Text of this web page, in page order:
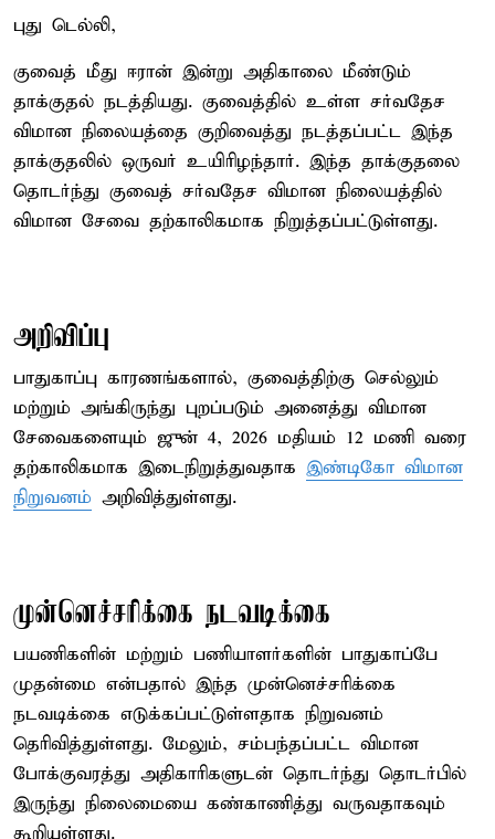
புது டெல்லி,
குவைத் மீது ஈரான் இன்று அதிகாலை மீண்டும்
தாக்குதல் நடத்தியது. குவைத்தில் உள்ள சர்வதேச
விமான நிலையத்தை குறிவைத்து நடத்தப்பட்ட இந்த
தாக்குதலில் ஒருவர் உயிரிழந்தார். இந்த தாக்குதலை
தொடர்ந்து குவைத் சர்வதேச விமான நிலையத்தில்
விமான சேவை தற்காலிகமாக நிறுத்தப்பட்டுள்ளது.
அறிவிப்பு
பாதுகாப்பு காரணங்களால், குவைத்திற்கு செல்லும்
மற்றும் அங்கிருந்து புறப்படும் அனைத்து விமான
சேவைகளையும் ஜுன் 4, 2026 மதியம் 12 மணி வரை
தற்காலிகமாக இடைநிறுத்துவதாக இண்டிகோ விமான
நிறுவனம் அறிவித்துள்ளது.
முன்னெச்சரிக்கை நடவடிக்கை
பயணிகளின் மற்றும் பணியாளர்களின் பாதுகாப்பே
முதன்மை என்பதால் இந்த முன்னெச்சரிக்கை
நடவடிக்கை எடுக்கப்பட்டுள்ளதாக நிறுவனம்
தெரிவித்துள்ளது. மேலும், சம்பந்தப்பட்ட விமான
போக்குவரத்து அதிகாரிகளுடன் தொடர்ந்து தொடர்பில்
இருந்து நிலைமையை கண்காணித்து வருவதாகவும்
கூறியுள்ளது.